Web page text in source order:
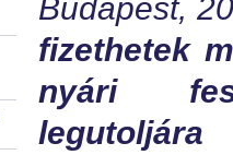
Budapest,
fizethetek
nyári